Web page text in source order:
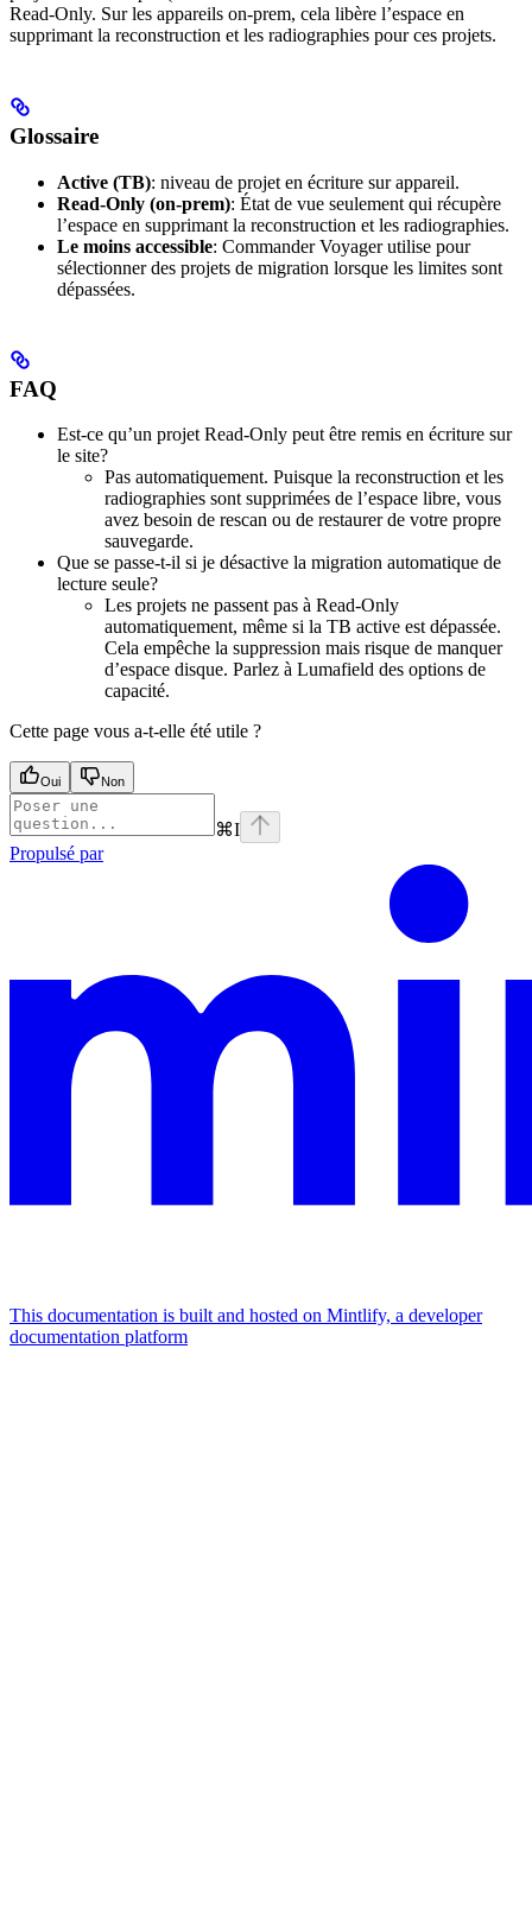
Read‐Only. Sur les appareils on-prem, cela libère l’espace en
supprimant la reconstruction et les radiographies pour ces projets.
Glossaire
Active (TB): niveau de projet en écriture sur appareil.
Read‐Only (on-prem): État de vue seulement qui récupère
l’espace en supprimant la reconstruction et les radiographies.
Le moins accessible: Commander Voyager utilise pour
sélectionner des projets de migration lorsque les limites sont
dépassées.
FAQ
Est-ce qu’un projet Read‐Only peut être remis en écriture sur
le site?
Pas automatiquement. Puisque la reconstruction et les
radiographies sont supprimées de l’espace libre, vous
avez besoin de rescan ou de restaurer de votre propre
sauvegarde.
Que se passe-t-il si je désactive la migration automatique de
lecture seule?
Les projets ne passent pas à Read‐Only
automatiquement, même si la TB active est dépassée.
Cela empêche la suppression mais risque de manquer
d’espace disque. Parlez à Lumafield des options de
capacité.
Cette page vous a-t-elle été utile ?
Oui Non
⌘I
Propulsé par
This documentation is built and hosted on Mintlify, a developer
documentation platform